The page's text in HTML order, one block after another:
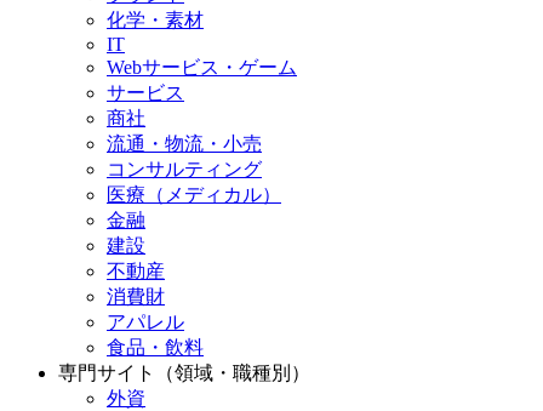
化学・素材
IT
Webサービス・ゲーム
サービス
商社
流通・物流・小売
コンサルティング
医療（メディカル）
金融
建設
不動産
消費財
アパレル
食品・飲料
専門サイト（領域・職種別）
外資